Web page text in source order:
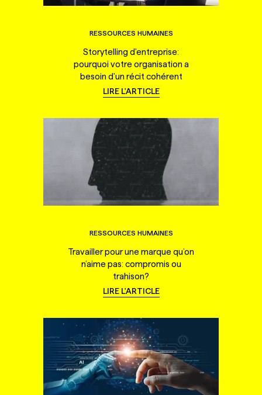
RESSOURCES HUMAINES
Storytelling d'entreprise:
pourquoi votre organisation a
besoin d'un récit cohérent
LIRE L'ARTICLE
RESSOURCES HUMAINES
Travailler pour une marque qu’on
n’aime pas: compromis ou
trahison?
LIRE L'ARTICLE